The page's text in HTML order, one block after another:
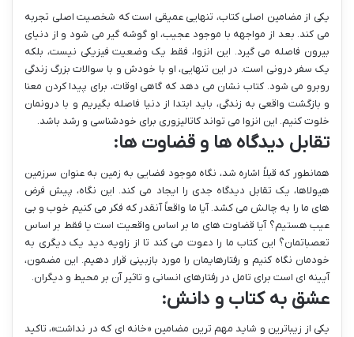
یکی از مضامین اصلی کتاب، تنهایی عمیقی است که شخصیت اصلی تجربه
می کند. بعد از مواجهه با موجود عجیب، او گوشه گیر می شود و از دنیای
بیرون فاصله می گیرد. این انزوا، فقط یک وضعیت فیزیکی نیست، بلکه
یک سفر درونی است. در این تنهایی، او با خودش و با سوالات بزرگ زندگی
روبرو می شود. کتاب نشان می دهد که گاهی اوقات، برای پیدا کردن معنا
و بازگشت واقعی به زندگی، باید ابتدا از دنیا فاصله بگیریم و با درونمان
خلوت کنیم. این انزوا می تواند کاتالیزوری برای خودشناسی و رشد باشد.
تقابل دیدگاه ها و قضاوت ها:
همانطور که قبلاً اشاره شد، نگاه موجود فضایی به زمین به عنوان سرزمین
هیولاها، یک تقابل دیدگاه جدی را ایجاد می کند. این نگاه، پیش فرض
های ما را به چالش می کشد. آیا ما واقعاً آنقدر که فکر می کنیم خوب و بی
عیب هستیم؟ آیا قضاوت های ما بر اساس واقعیت است یا فقط بر اساس
تعصباتمان؟ این کتاب ما را دعوت می کند تا از زاویه دید یک دیگری به
خودمان نگاه کنیم و رفتارهایمان را مورد بازبینی قرار دهیم. این مضمون،
آیینه ای است برای تامل در رفتارهای انسانی و تاثیر آن بر محیط و دیگران.
عشق به کتاب و دانش:
یکی از زیباترین و شاید مهم ترین مضامین «خانه ای که در نداشت»، تاکید